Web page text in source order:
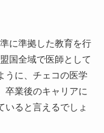
に準拠した教育を行
国全域で医師として
うに、チェコの医学
卒業後のキャリアに
いると言えるでしょ